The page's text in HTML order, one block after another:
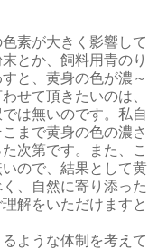
素が大きく影響して
とか、飼料用青のり
と、黄身の色が濃～
せて頂きたいのは、
は無いのです。私自
まで黄身の色の濃さ
次第です。また、こ
ので、結果として黄
、自然に寄り添った
解をいただけますと
ような体制を考えて